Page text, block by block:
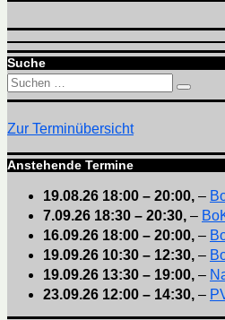
Suche
Suchen
nach:
Suchen
Zur Terminübersicht
Anstehende Termine
19.08.26 18:00 – 20:00, –
7.09.26 18:30 – 20:30, –
16.09.26 18:00 – 20:00, –
19.09.26 10:30 – 12:30, –
19.09.26 13:30 – 19:00, –
23.09.26 12:00 – 14:30, –